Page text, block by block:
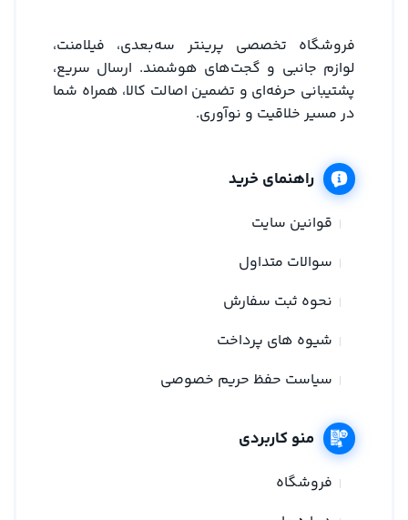
فروشگاه تخصصی پرینتر سه‌بعدی، فیلامنت،
لوازم جانبی و گجت‌های هوشمند. ارسال سریع،
پشتیبانی حرفه‌ای و تضمین اصالت کالا، همراه شما
در مسیر خلاقیت و نوآوری.
راهنمای خرید
قوانین سایت
سوالات متداول
نحوه ثبت سفارش
شیوه های پرداخت
سیاست حفظ حریم خصوصی
منو کاربردی
فروشگاه